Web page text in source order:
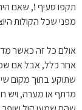
תקפו סעיף ו', שאם
מפני שכל הקולות
אולם כל זה כאשר
אחר כלל, אבל אם
שתוקע בתוך מקום
מרתף או מערה, ויש